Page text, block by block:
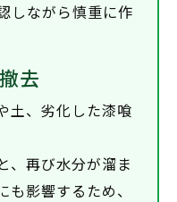
しながら慎重に作
去
土、劣化した漆喰
、再び水分が溜ま
影響するため、